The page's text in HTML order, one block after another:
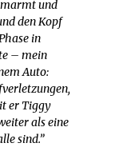
und
den Kopf
in
– mein
Auto:
er Tiggy
als eine
sind.”